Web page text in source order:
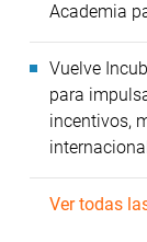
Academia
Vuelve
para
incentivos,
Ver todas